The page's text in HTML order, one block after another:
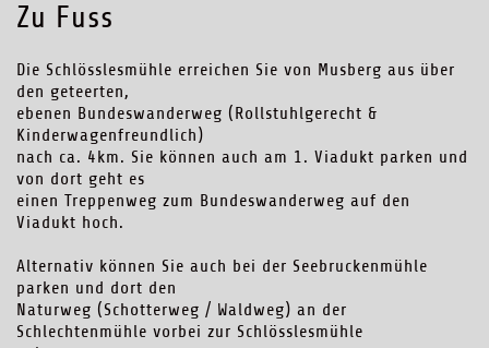
Zu Fuss
Die Schlösslesmühle erreichen Sie von Musberg aus über
den geteerten,
ebenen Bundeswanderweg (Rollstuhlgerecht &
Kinderwagenfreundlich)
nach ca. 4km. Sie können auch am 1. Viadukt parken und
von dort geht es
einen Treppenweg zum Bundeswanderweg auf den
Viadukt hoch.
Alternativ können Sie auch bei der Seebruckenmühle
parken und dort den
Naturweg (Schotterweg / Waldweg) an der
Schlechtenmühle vorbei zur Schlösslesmühle